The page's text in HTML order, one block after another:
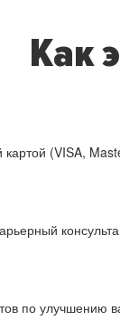
Как
картой (VISA,
по улучшению